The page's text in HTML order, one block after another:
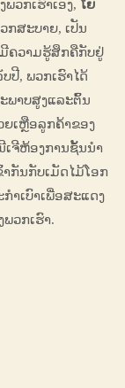
ວກເຮົາເອງ, ໂຍ
ກສະບາຍ, ເປັນ
ຄວາມຮູ້ສຶກຄືກັບຢູ່
ປີ, ພວກເຮົາໄດ້
ພາບສູງແລະຕົ້ນ
ຍເຫຼືອລູກຄ້າຂອງ
ເຈີຫ້ອງການຊັ້ນນໍາ
ກັນກັບເມັດໄມ້ໂອກ
ຳເບົາເພື່ອສະແດງ
ວກເຮົາ.